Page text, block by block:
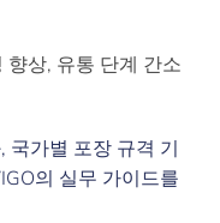
상, 유통 단계 간소
국가별 포장 규격 기
의 실무 가이드를